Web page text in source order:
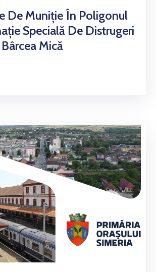
De Muniţie În Poligonul
Specială De Distrugeri
Mică